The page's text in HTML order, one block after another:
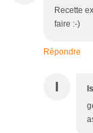
Recette
faire :-)
Répondre
I